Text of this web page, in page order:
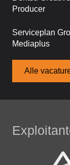
Producer
Serviceplan
Mediaplus
Alle